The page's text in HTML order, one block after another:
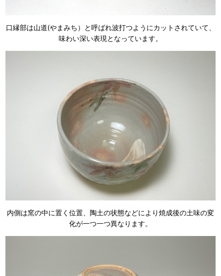
口縁部は山道(やまみち）と呼ばれ波打つようにカットされていて、
味わい深い表現となっています。
内側は窯の中に置く位置、陶土の状態などにより焼成後の土味の変
化が一つ一つ異なります。